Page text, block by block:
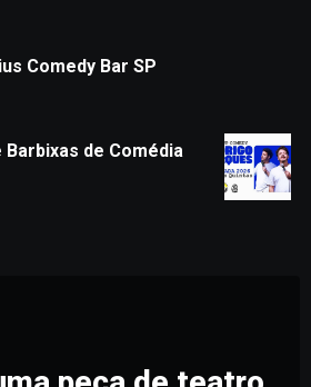
Comedy Bar SP
de Comédia